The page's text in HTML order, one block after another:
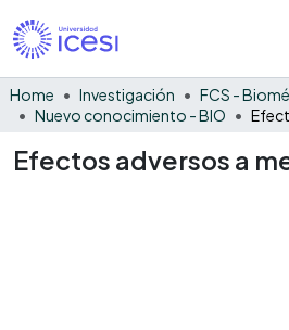
Home Investigación
FCS -
Nuevo conocimiento - BIO
Efectos adversos a